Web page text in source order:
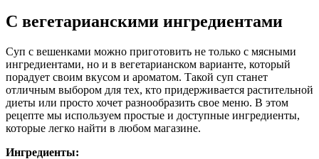
С вегетарианскими ингредиентами
Суп с вешенками можно приготовить не только с мясными
ингредиентами, но и в вегетарианском варианте, который
порадует своим вкусом и ароматом. Такой суп станет
отличным выбором для тех, кто придерживается растительной
диеты или просто хочет разнообразить свое меню. В этом
рецепте мы используем простые и доступные ингредиенты,
которые легко найти в любом магазине.
Ингредиенты: